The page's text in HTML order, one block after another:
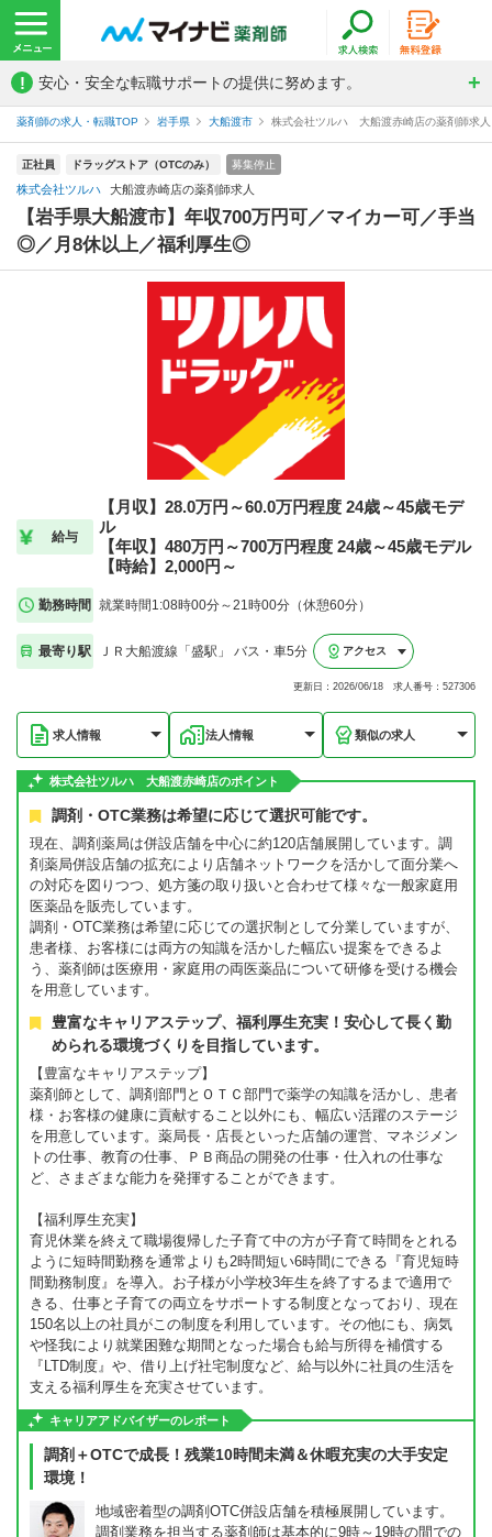
! 安心・安全な転職サポートの提供に努めます。
薬剤師の求人・転職TOP 岩手県 大船渡市 株式会社ツルハ 大船渡赤崎店の薬剤師求人
正社員 ドラッグストア（OTCのみ） 募集停止
株式会社ツルハ 大船渡赤崎店の薬剤師求人
【岩手県大船渡市】年収700万円可／マイカー可／手当
◎／月8休以上／福利厚生◎
給与
【月収】28.0万円～60.0万円程度 24歳～45歳モデ
ル
【年収】480万円～700万円程度 24歳～45歳モデル
【時給】2,000円～
勤務時間 就業時間1:08時00分～21時00分（休憩60分）
最寄り駅 ＪＲ大船渡線「盛駅」 バス・車5分 アクセス
更新日：2026/06/18 求人番号：527306
求人情報 法人情報 類似の求人
株式会社ツルハ 大船渡赤崎店のポイント
調剤・OTC業務は希望に応じて選択可能です。
現在、調剤薬局は併設店舗を中心に約120店舗展開しています。調
剤薬局併設店舗の拡充により店舗ネットワークを活かして面分業へ
の対応を図りつつ、処方箋の取り扱いと合わせて様々な一般家庭用
医薬品を販売しています。
調剤・OTC業務は希望に応じての選択制として分業していますが、
患者様、お客様には両方の知識を活かした幅広い提案をできるよ
う、薬剤師は医療用・家庭用の両医薬品について研修を受ける機会
を用意しています。
豊富なキャリアステップ、福利厚生充実！安心して長く勤
められる環境づくりを目指しています。
【豊富なキャリアステップ】
薬剤師として、調剤部門とＯＴＣ部門で薬学の知識を活かし、患者
様・お客様の健康に貢献すること以外にも、幅広い活躍のステージ
を用意しています。薬局長・店長といった店舗の運営、マネジメン
トの仕事、教育の仕事、ＰＢ商品の開発の仕事・仕入れの仕事な
ど、さまざまな能力を発揮することができます。
【福利厚生充実】
育児休業を終えて職場復帰した子育て中の方が子育て時間をとれる
ように短時間勤務を通常よりも2時間短い6時間にできる『育児短時
間勤務制度』を導入。お子様が小学校3年生を終了するまで適用で
きる、仕事と子育ての両立をサポートする制度となっており、現在
150名以上の社員がこの制度を利用しています。その他にも、病気
や怪我により就業困難な期間となった場合も給与所得を補償する
『LTD制度』や、借り上げ社宅制度など、給与以外に社員の生活を
支える福利厚生を充実させています。
キャリアアドバイザーのレポート
調剤＋OTCで成長！残業10時間未満＆休暇充実の大手安定
環境！
地域密着型の調剤OTC併設店舗を積極展開しています。
調剤業務を担当する薬剤師は基本的に9時～19時の間での